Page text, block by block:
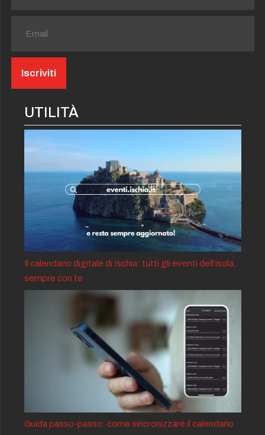
UTILITÀ
Il calendario digitale di Ischia: tutti gli eventi dell’isola,
sempre con te
Guida passo-passo: come sincronizzare il calendario